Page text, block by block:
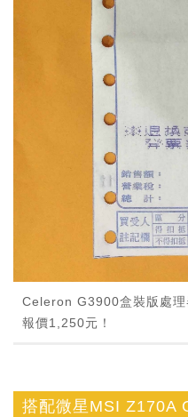
Celeron G3900盒裝版處
報價1,250元！
搭配微星MSI Z170A